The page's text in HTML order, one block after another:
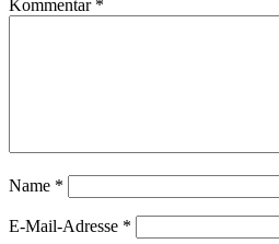
Kommentar *
Name *
E-Mail-Adresse *